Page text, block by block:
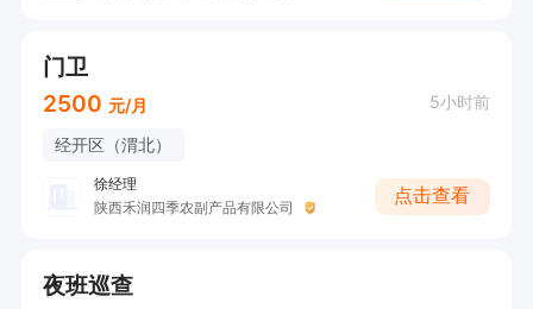
门卫
2500 元/月 5小时前
经开区（渭北）
徐经理
陕西禾润四季农副产品有限公司
点击查看
夜班巡查